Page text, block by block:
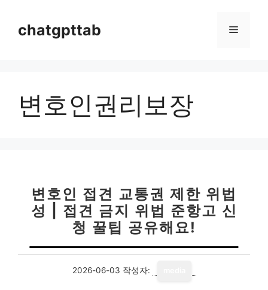
chatgpttab 메
변호인권리보장
변호인 접견 교통권 제한 위법
성 | 접견 금지 위법 준항고 신
청 꿀팁 공유해요!
2026-06-03 작성자: